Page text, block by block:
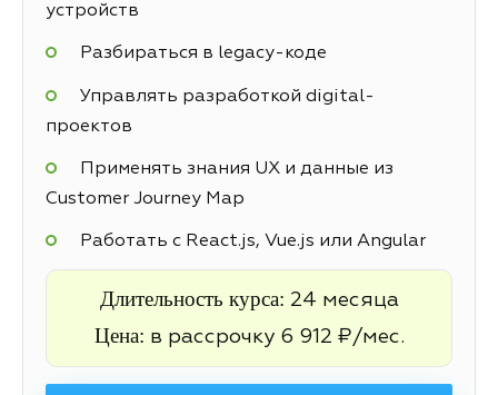
устройств
Разбираться в legacy-коде
Управлять разработкой digital-
проектов
Применять знания UX и данные из
Customer Journey Map
Работать с React.js, Vue.js или Angular
Длительность курса: 24 месяца
Цена: в рассрочку 6 912 ₽/мес.